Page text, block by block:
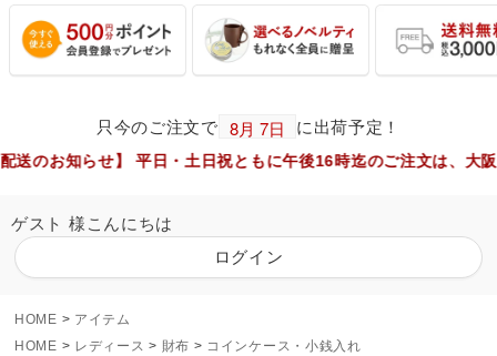
只今のご注文で に出荷予定！
平日・土日祝ともに午後16時迄のご注文は、大阪市からヤマ
ゲスト 様こんにちは
ログイン
HOME
アイテム
HOME
レディース 財布
コインケース・小銭入れ